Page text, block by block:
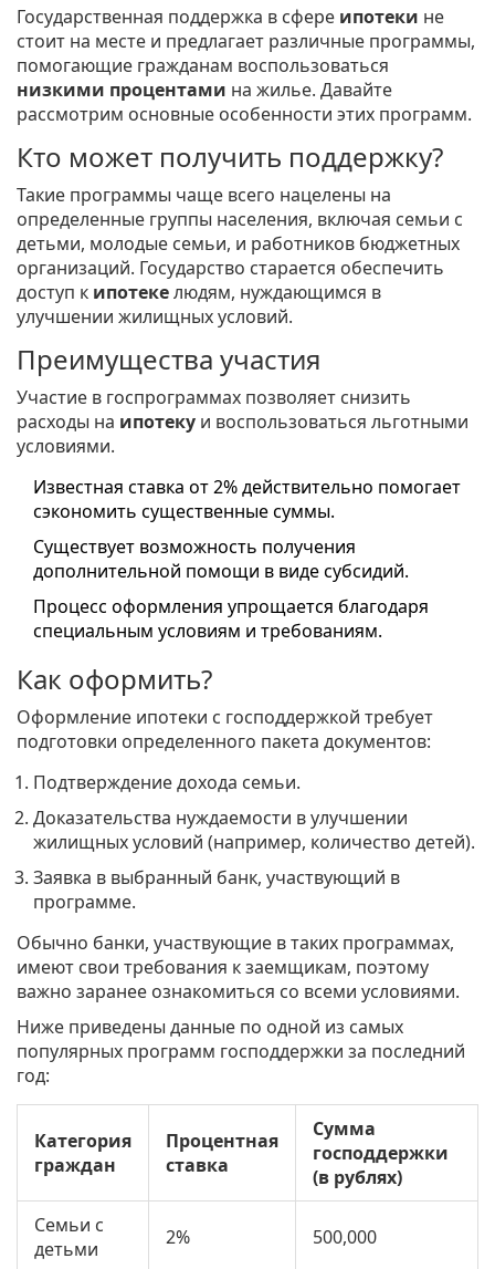
Государственная поддержка в сфере ипотеки не
стоит на месте и предлагает различные программы,
помогающие гражданам воспользоваться
низкими процентами на жилье. Давайте
рассмотрим основные особенности этих программ.
Кто может получить поддержку?
Такие программы чаще всего нацелены на
определенные группы населения, включая семьи с
детьми, молодые семьи, и работников бюджетных
организаций. Государство старается обеспечить
доступ к ипотекелюдям, нуждающимся в
улучшении жилищных условий.
Преимущества участия
Участие в госпрограммах позволяет снизить
расходы на ипотеку и воспользоваться льготными
условиями.
Известная ставка от 2% действительно помогает
сэкономить существенные суммы.
Существует возможность получения
дополнительной помощи в виде субсидий.
Процесс оформления упрощается благодаря
специальным условиям и требованиям.
Как оформить?
Оформление ипотеки с господдержкой требует
подготовки определенного пакета документов:
Подтверждение дохода семьи.
Доказательства нуждаемости в улучшении
жилищных условий (например, количество детей).
Заявка в выбранный банк, участвующий в
программе.
Обычно банки, участвующие в таких программах,
имеют свои требования к заемщикам, поэтому
важно заранее ознакомиться со всеми условиями.
Ниже приведены данные по одной из самых
популярных программ господдержки за последний
год:
Категория
граждан
Процентная
ставка
Сумма
господдержки
(в рублях)
Семьи с
детьми
2% 500,000